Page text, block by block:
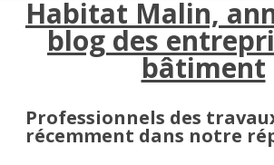
Skip
to
content
Habitat Malin,
blog des
bâtiment
Professionnels des
récemment dans notre